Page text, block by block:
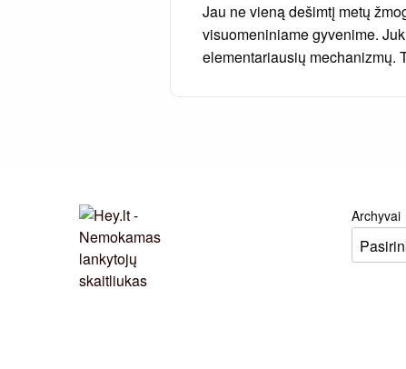
Jau ne vieną dešimtį metų
visuomeniniame gyvenime.
elementariausių mechanizmų.
Archyvai